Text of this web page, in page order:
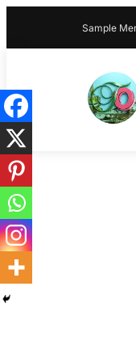
Sample